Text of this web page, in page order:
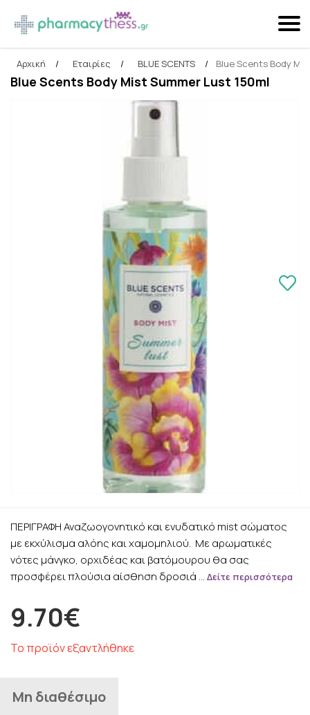
Αναζήτηση
Αρχική / Εταιρίες / BLUE SCENTS / Blue Scents Body
Blue Scents Body Mist Summer Lust 150ml
ΠΕΡΙΓΡΑΦΗ Αναζωογονητικό και ενυδατικό mist σώματος
με εκχύλισμα αλόης και χαμομηλιού. Με αρωματικές
νότες μάνγκο, ορχιδέας και βατόμουρου θα σας
προσφέρει πλούσια αίσθηση δροσιά … Δείτε περισσότερα
9.70€
Το προϊόν εξαντλήθηκε
Μη διαθέσιμο